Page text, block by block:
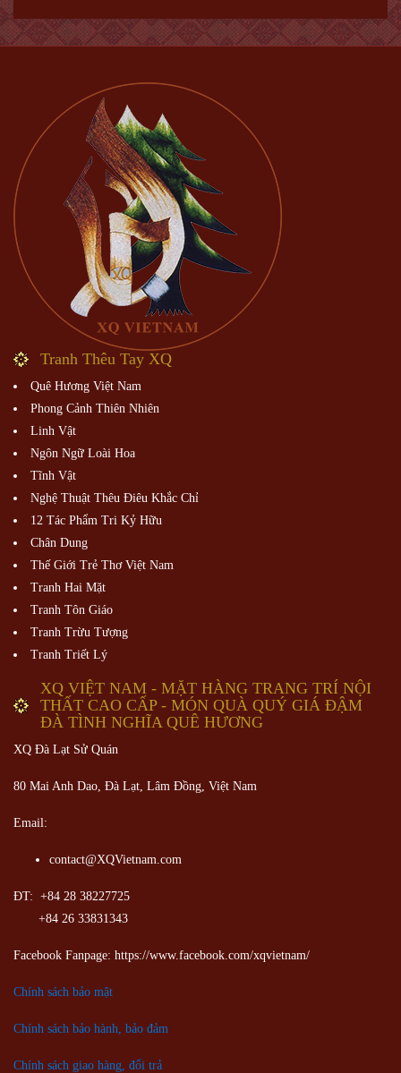
Tranh Thêu Tay XQ
Quê Hương Việt Nam
Phong Cảnh Thiên Nhiên
Linh Vật
Ngôn Ngữ Loài Hoa
Tĩnh Vật
Nghệ Thuật Thêu Điêu Khắc Chỉ
12 Tác Phẩm Tri Kỷ Hữu
Chân Dung
Thế Giới Trẻ Thơ Việt Nam
Tranh Hai Mặt
Tranh Tôn Giáo
Tranh Trừu Tượng
Tranh Triết Lý
XQ VIỆT NAM - MẶT HÀNG TRANG TRÍ NỘI
THẤT CAO CẤP - MÓN QUÀ QUÝ GIÁ ĐẬM
ĐÀ TÌNH NGHĨA QUÊ HƯƠNG
XQ Đà Lạt Sử Quán
80 Mai Anh Dao, Đà Lạt, Lâm Đồng, Việt Nam
Email:
contact@XQVietnam.com
ĐT: +84 28 38227725
+84 26 33831343
Facebook Fanpage: https://www.facebook.com/xqvietnam/
Chính sách bảo mật
Chính sách bảo hành, bảo đảm
Chính sách giao hàng, đổi trả